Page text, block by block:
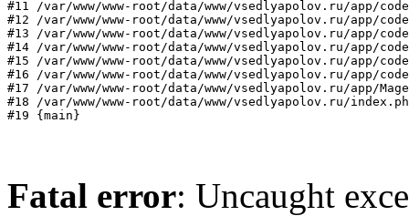
#11 /var/www/www-root/data/www/vsedlyapolov.ru/app/
#12 /var/www/www-root/data/www/vsedlyapolov.ru/app/
#13 /var/www/www-root/data/www/vsedlyapolov.ru/app/
#14 /var/www/www-root/data/www/vsedlyapolov.ru/app/
#15 /var/www/www-root/data/www/vsedlyapolov.ru/app/
#16 /var/www/www-root/data/www/vsedlyapolov.ru/app/
#17 /var/www/www-root/data/www/vsedlyapolov.ru/app/
#18 /var/www/www-root/data/www/vsedlyapolov.ru/
#19 {main}
Fatal error: Uncaught